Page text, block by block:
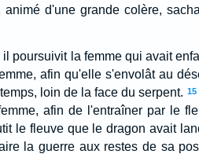
d'une grande colère,
poursuivit la femme qui avait
afin qu'elle s'envolât au
loin de la face du serpent. 15
afin de l'entraîner par le
le fleuve que le dragon avait
la guerre aux restes de sa